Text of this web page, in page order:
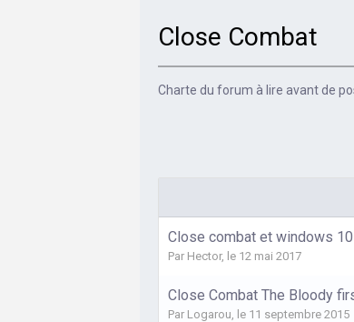
Close Combat
Charte du forum à lire avant de
Close combat et windows 10
Par Hector, le 12 mai 2017
Close Combat The Bloody
Par Logarou le 11 septembre 2015